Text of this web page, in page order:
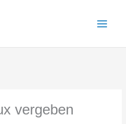
vergeben